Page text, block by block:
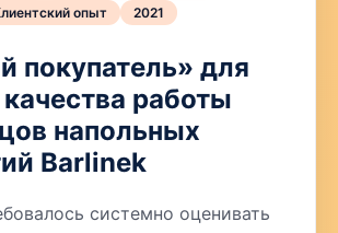
опыт 2021
покупатель» для
работы
напольных
Barlinek
системно оценивать